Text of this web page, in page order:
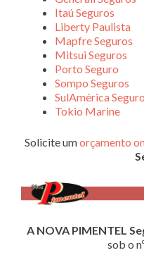
Itaú Seguros
Liberty Paulista
Mapfre Seguros
Mitsui Seguros
Porto Seguro
Sompo Seguros
SulAmérica
Tokio Marine
Solicite umorçamento
A NOVA PIMENTEL
sob o